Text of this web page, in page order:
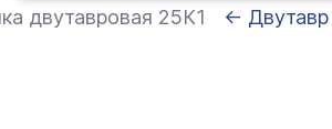
двутавровая 25К1
←